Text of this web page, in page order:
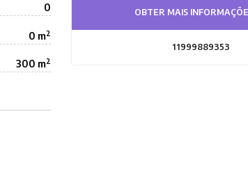
0
0 m2
300 m2
OBTER MAIS
11999889353